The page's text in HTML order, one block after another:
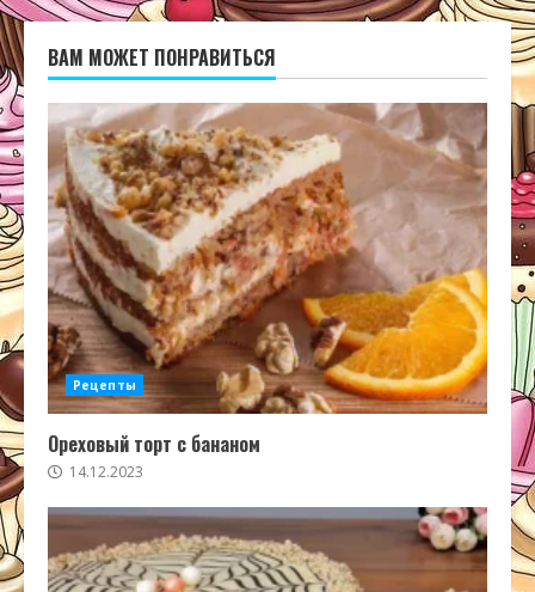
ВАМ МОЖЕТ ПОНРАВИТЬСЯ
Рецепты
Ореховый торт с бананом
14.12.2023